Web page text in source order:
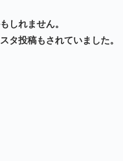
しれません。
タ投稿もされていました。